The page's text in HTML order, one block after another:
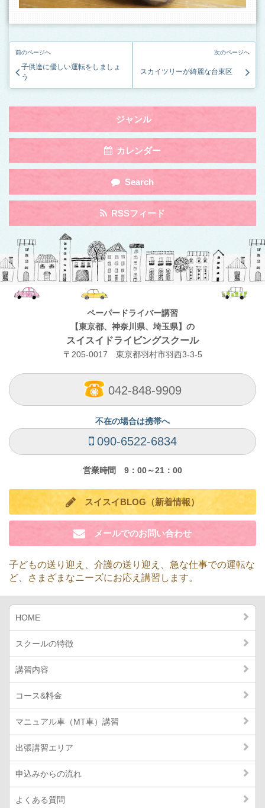
前のページへ
子供達に優しい運転をしましょ
う
次のページへ
スカイツリーが綺麗な台東区
Toggle
navigation
by
ジャンル
Toggle
navigation
by
カレンダー
Toggle
navigation
by
Search
Toggle
navigation
by
Category
RSSフィード
ペーパードライバー講習
【東京都、神奈川県、埼玉県】の
スイスイドライビングスクール
〒205-0017 東京都羽村市羽西3-3-5
042-848-9909
不在の場合は携帯へ
090-6522-6834
営業時間 9：00～21：00
スイスイBLOG（新着情報）
メールでのお問い合わせ
子どもの送り迎え、介護の送り迎え、急な仕事での運転な
ど、
さまざまなニーズにお応え講習します。
HOME
スクールの特徴
講習内容
コース&料金
マニュアル車（MT車）講習
出張講習エリア
申込みからの流れ
よくある質問